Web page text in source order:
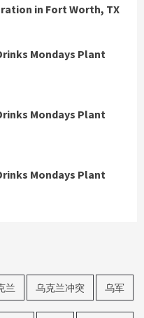
in Fort Worth, TX
Mondays Plant
Mondays Plant
Mondays Plant
兰 乌克兰冲突 乌军